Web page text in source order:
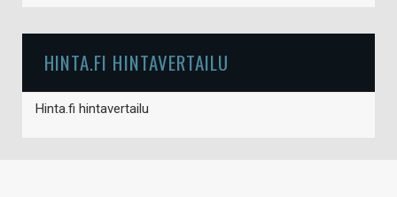
HINTA.FI HINTAVERTAILU
Hinta.fi hintavertailu